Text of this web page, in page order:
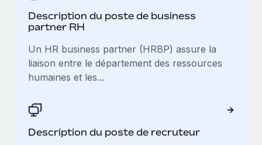
Description du poste de business
partner RH
Un HR business partner (HRBP) assure la
liaison entre le département des ressources
humaines et les...
Description du poste de recruteur